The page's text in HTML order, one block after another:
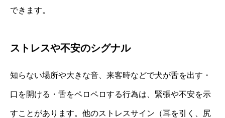
できます。
ストレスや不安のシグナル
知らない場所や大きな音、来客時などで犬が舌を出す・
口を開ける・舌をペロペロする行為は、緊張や不安を示
すことがあります。他のストレスサイン（耳を引く、尻